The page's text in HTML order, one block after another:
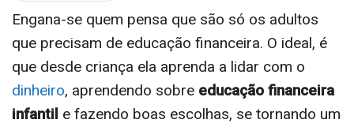
Engana-se quem pensa que são só os adultos
que precisam de educação financeira. O ideal, é
que desde criança ela aprenda a lidar com o
dinheiro, aprendendo sobre educação financeira
infantil e fazendo boas escolhas, se tornando um